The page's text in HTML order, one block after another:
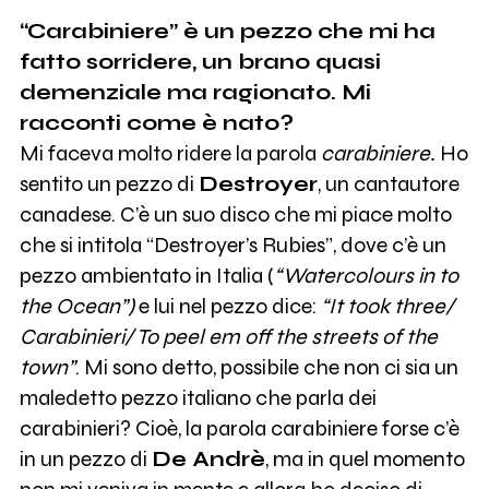
“Carabiniere” è un pezzo che mi ha
fatto sorridere, un brano quasi
demenziale ma ragionato. Mi
racconti come è nato?
Mi faceva molto ridere la parola carabiniere. Ho
sentito un pezzo di Destroyer, un cantautore
canadese. C’è un suo disco che mi piace molto
che si intitola “Destroyer’s Rubies”, dove c’è un
pezzo ambientato in Italia (“Watercolours in to
the Ocean”)e lui nel pezzo dice: “It took three/
Carabinieri/ To peel em off the streets of the
town”. Mi sono detto, possibile che non ci sia un
maledetto pezzo italiano che parla dei
carabinieri? Cioè, la parola carabiniere forse c’è
in un pezzo di De Andrè, ma in quel momento